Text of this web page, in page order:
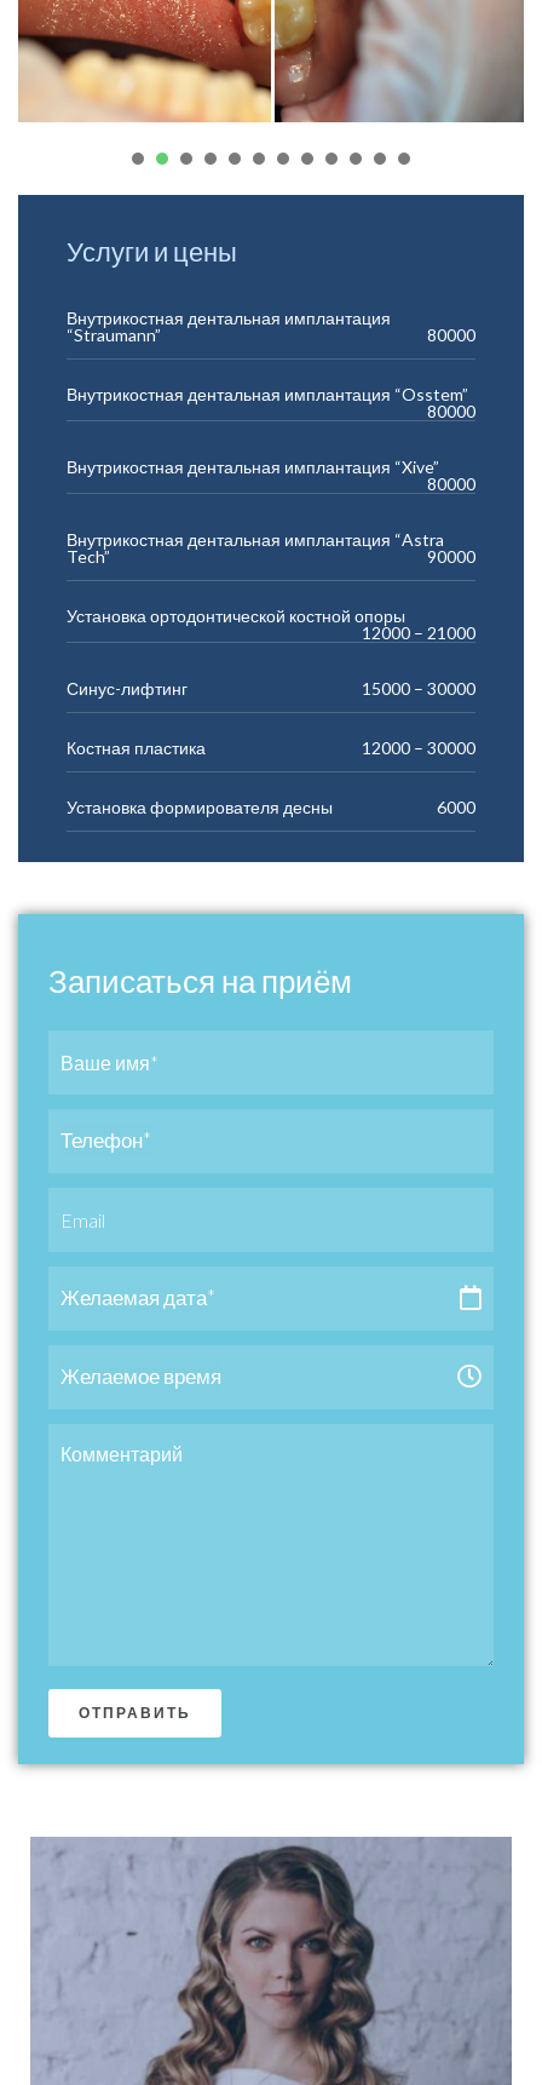
1 2 3
Услуги и цены
Внутрикостная дентальная имплантация
“Straumann”
80000
Внутрикостная дентальная имплантация “Osstem”
80000
Внутрикостная дентальная имплантация “Xive”
80000
Внутрикостная дентальная имплантация “Astra
Tech”
90000
Установка ортодонтической костной опоры
12000 – 21000
Синус-лифтинг 15000 – 30000
Костная пластика 12000 – 30000
Установка формирователя десны 6000
Записаться на приём